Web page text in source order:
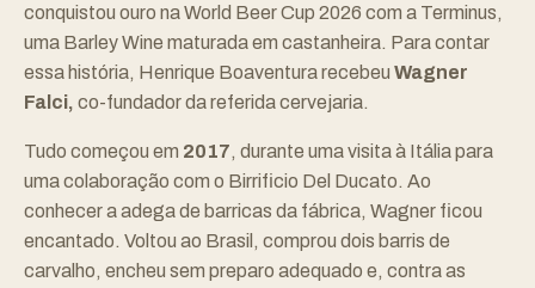
conquistou ouro na World Beer Cup 2026 com a Terminus,
uma Barley Wine maturada em castanheira. Para contar
essa história, Henrique Boaventura recebeu Wagner
Falci, co-fundador da referida cervejaria.
Tudo começou em 2017, durante uma visita à Itália para
uma colaboração com o Birrificio Del Ducato. Ao
conhecer a adega de barricas da fábrica, Wagner ficou
encantado. Voltou ao Brasil, comprou dois barris de
carvalho, encheu sem preparo adequado e, contra as